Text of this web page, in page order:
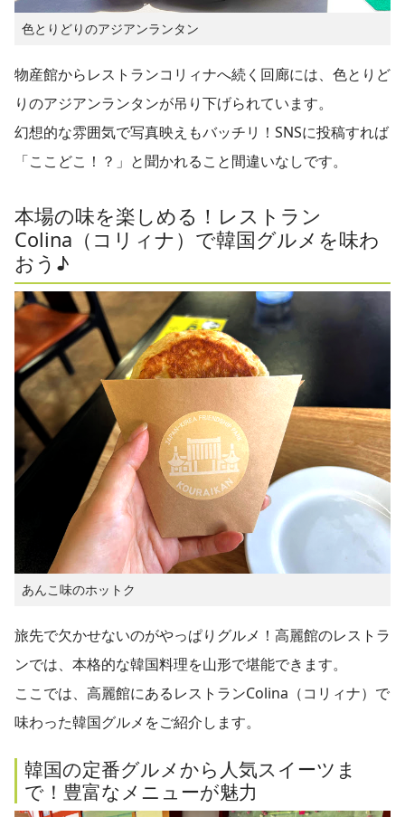
色とりどりのアジアンランタン
物産館からレストランコリィナへ続く回廊には、色とりど
りのアジアンランタンが吊り下げられています。
幻想的な雰囲気で写真映えもバッチリ！SNSに投稿すれば
「ここどこ！？」と聞かれること間違いなしです。
本場の味を楽しめる！レストラン
Colina（コリィナ）で韓国グルメを味わ
おう♪
あんこ味のホットク
旅先で欠かせないのがやっぱりグルメ！高麗館のレストラ
ンでは、本格的な韓国料理を山形で堪能できます。
ここでは、高麗館にあるレストランColina（コリィナ）で
味わった韓国グルメをご紹介します。
韓国の定番グルメから人気スイーツま
で！豊富なメニューが魅力